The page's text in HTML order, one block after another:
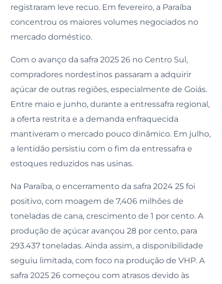
registraram leve recuo. Em fevereiro, a Paraíba
concentrou os maiores volumes negociados no
mercado doméstico.
Com o avanço da safra 2025 26 no Centro Sul,
compradores nordestinos passaram a adquirir
açúcar de outras regiões, especialmente de Goiás.
Entre maio e junho, durante a entressafra regional,
a oferta restrita e a demanda enfraquecida
mantiveram o mercado pouco dinâmico. Em julho,
a lentidão persistiu com o fim da entressafra e
estoques reduzidos nas usinas.
Na Paraíba, o encerramento da safra 2024 25 foi
positivo, com moagem de 7,406 milhões de
toneladas de cana, crescimento de 1 por cento. A
produção de açúcar avançou 28 por cento, para
293.437 toneladas. Ainda assim, a disponibilidade
seguiu limitada, com foco na produção de VHP. A
safra 2025 26 começou com atrasos devido às